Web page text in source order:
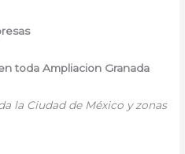
toda Ampliacion Granada
la Ciudad de México y zonas